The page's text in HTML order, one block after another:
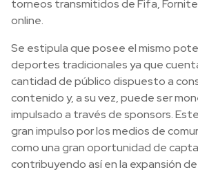
torneos transmitidos de Fifa,
online.
Se estipula que posee el mismo
deportes tradicionales ya que
cantidad de público dispuesto a
contenido y, a su vez, puede ser
impulsado a través de sponsors.
gran impulso por los medios de
como una gran oportunidad de
contribuyendo así en la expansión de